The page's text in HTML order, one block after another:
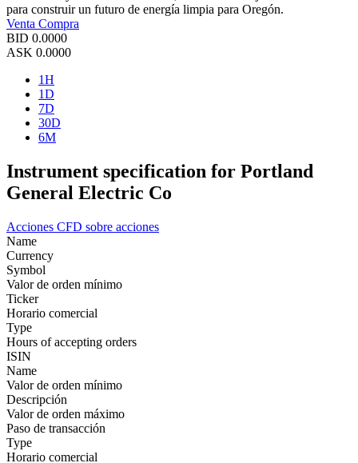
para construir un futuro de energía limpia para Oregón.
Venta Compra
BID 0.0000
ASK 0.0000
1H
1D
7D
30D
6M
Instrument specification for Portland
General Electric Co
Acciones CFD sobre acciones
Name
Currency
Symbol
Valor de orden mínimo
Ticker
Horario comercial
Type
Hours of accepting orders
ISIN
Name
Valor de orden mínimo
Descripción
Valor de orden máximo
Paso de transacción
Type
Horario comercial